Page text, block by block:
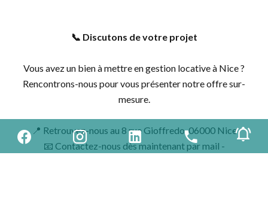
📞 Discutons de votre projet
Vous avez un bien à mettre en gestion locative à Nice ?
Rencontrons-nous pour vous présenter notre offre sur-
mesure.
📍 Retrouvez-nous au 8 rue Gioffredo, 06000 Nice
📧 Contactez-nous dès maintenant par mail -